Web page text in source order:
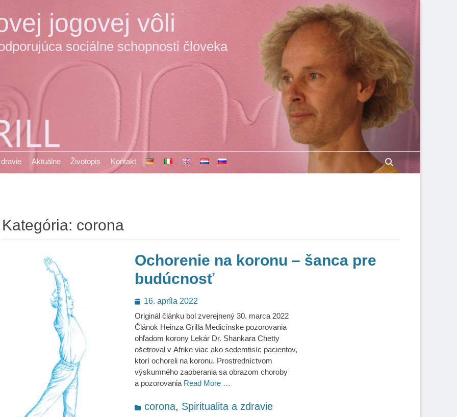
jogovej vôli
sociálne schopnosti človeka
Aktuálne Životopis Kontakt
Kategória: corona
Ochorenie na koronu – šanca pre
budúcnosť
Posted
on
16. apríla 2022
Originál článku bol zverejnený 30. marca 2022
Článok Heinza Grilla Medicínske pozorovania
ohľadom korony Lekár Dr. Shankara Chetty
ošetroval v Afrike viac ako sedemtisíc pacientov,
ktorí ochoreli na koronu. Prostredníctvom
výskumného zaoberania sa obrazom choroby
a pozorovania Read More …
Categories
corona, Spiritualita a zdravie